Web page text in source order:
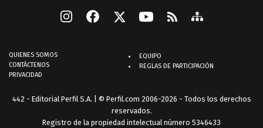
QUIENES SOMOS
CONTÁCTENOS
PRIVACIDAD
EQUIPO
REGLAS DE PARTICIPACIÓN
442 - Editorial Perfil S.A. | © Perfil.com 2006-2026 - Todos los derechos
reservados.
Registro de la propiedad intelectual número 5346433